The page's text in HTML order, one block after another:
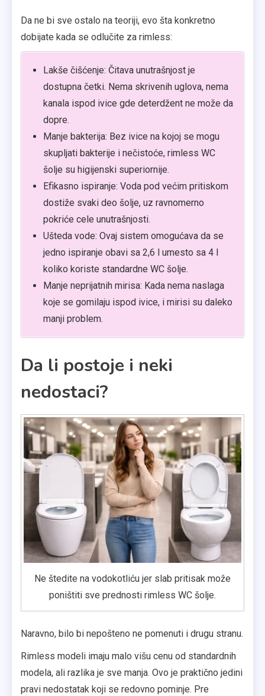
Da ne bi sve ostalo na teoriji, evo šta konkretno
dobijate kada se odlučite za rimless:
Lakše čišćenje: Čitava unutrašnjost je
dostupna četki. Nema skrivenih uglova, nema
kanala ispod ivice gde deterdžent ne može da
dopre.
Manje bakterija: Bez ivice na kojoj se mogu
skupljati bakterije i nečistoće, rimless WC
šolje su higijenski superiornije.
Efikasno ispiranje: Voda pod većim pritiskom
dostiže svaki deo šolje, uz ravnomerno
pokriće cele unutrašnjosti.
Ušteda vode: Ovaj sistem omogućava da se
jedno ispiranje obavi sa 2,6 l umesto sa 4 l
koliko koriste standardne WC šolje.
Manje neprijatnih mirisa: Kada nema naslaga
koje se gomilaju ispod ivice, i mirisi su daleko
manji problem.
Da li postoje i neki
nedostaci?
Ne štedite na vodokotliću jer slab pritisak može
poništiti sve prednosti rimless WC šolje.
Naravno, bilo bi nepošteno ne pomenuti i drugu stranu.
Rimless modeli imaju malo višu cenu od standardnih
modela, ali razlika je sve manja. Ovo je praktično jedini
pravi nedostatak koji se redovno pominje. Pre